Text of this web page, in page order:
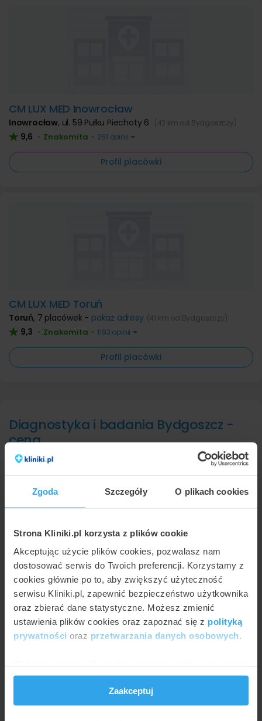
Zgoda Szczegóły O plikach cookies
Strona Kliniki.pl korzysta z plików cookie
Akceptując użycie plików cookies, pozwalasz nam
dostosować serwis do Twoich preferencji. Korzystamy z
cookies głównie po to, aby zwiększyć użyteczność
serwisu Kliniki.pl, zapewnić bezpieczeństwo użytkownika
oraz zbierać dane statystyczne. Możesz zmienić
ustawienia plików cookies oraz zapoznać się z polityką
prywatności oraz przetwarzania danych osobowych.
i reklam, aby oferować funkcje społecznościowe i
analizować ruch w naszej witrynie. Informacje o tym, jak
korzystasz z naszej witryny, udostępniamy partnerom
Zaakceptuj
CM LUX MED Inowrocław
Inowrocław, ul. 59 Pułku Piechoty 6 (42 km od Bydgoszczy)
9,6 • Znakomita • 261 opinii
Profil placówki
CM LUX MED Toruń
Toruń, 7 placówek - pokaż adresy (41 km od Bydgoszczy)
9,3 • Znakomita • 1193 opinii
Profil placówki
Diagnostyka i badania Bydgoszcz -
cena
Prezentujemy poniżej ceny związane z
na podstawie cenników z 4 placówek. Najniższa
ocznej natomiast najwyższa cena w Bydgoszczy
wynosi do 500 zł (badanie
wideodermatoskopowe skóry).
Ile kosztuje diagnostyka i badania w
Bydgoszczy?
Poniższy wykres przedstawia wizualnie minimalne i
maksymalne ceny najpopularniejszych metod w ramach